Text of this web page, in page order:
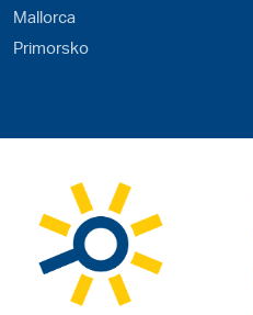
Mallorca
Primorsko